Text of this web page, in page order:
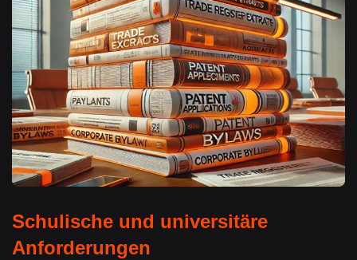
Schulische und universitäre
Anforderungen